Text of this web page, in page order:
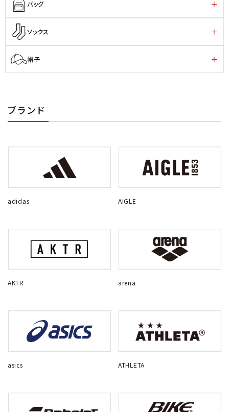
バッグ
ソックス
帽子
ブランド
adidas AIGLE
AKTR arena
asics ATHLETA